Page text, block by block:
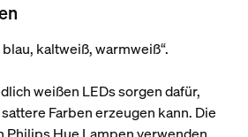
kaltweiß, warmweiß“.
weißen LEDs sorgen dafür,
Farben erzeugen kann. Die